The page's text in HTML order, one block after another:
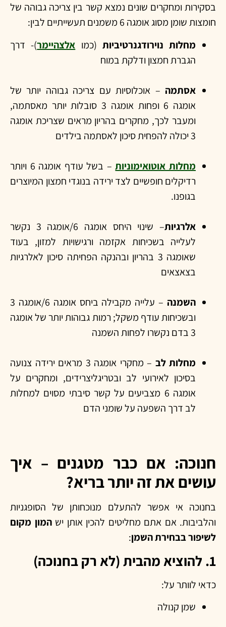
בסקירות ומחקרים שונים נמצא קשר בין צריכה גבוהה של
חומצות שומן מסוג אומגה 6 משמנים תעשייתיים לבין:
מחלות נוירודגנרטיביות(כמו אלצהיימר)- דרך
הגברת חמצון ודלקת במוח
אסתמה– אוכלוסיות עם צריכה גבוהה יותר של
אומגה 6 ופחות אומגה 3 סובלות יותר מאסתמה,
ומעבר לכך, מחקרים בהריון מראים שצריכת אומגה
3 יכולה להפחית סיכון לאסתמה בילדים
מחלות אוטואימוניות
– בשל עודף אומגה 6 ויותר
רדיקלים חופשיים לצד ירידה בנוגדי חמצון המיוצרים
בגופנו.
אלרגיות
– שינוי היחס אומגה 6/אומגה 3 נקשר
לעלייה בשכיחות אקזמה ורגישויות למזון, בעוד
שאומגה 3 בהריון ובהנקה הפחיתה סיכון לאלרגיות
בצאצאים
השמנה
– עלייה מקבילה ביחס אומגה 6/אומגה 3
ובשכיחות עודף משקל; רמות גבוהות יותר של אומגה
3 בדם נקשרו לפחות השמנה
מחלות לב
– מחקרי אומגה 3 מראים ירידה צנועה
בסיכון לאירועי לב ובטריגליצרידים, ומחקרים על
אומגה 6 מצביעים על קשר סיבתי מסוים למחלות
לב דרך השפעה על שומני הדם
חנוכה: אם כבר מטגנים – איך
עושים את זה יותר בריא?
בחנוכה אי אפשר להתעלם מנוכחותן של הסופגניות
והלביבות. אם אתם מחליטים להכין אותן יש המון מקום
לשיפור בבחירת השמן:
1. להוציא מהבית (לא רק בחנוכה)
כדאי לוותר על:
שמן קנולה